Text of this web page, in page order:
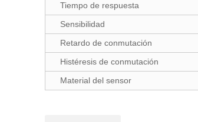
Tiempo de respuesta
Sensibilidad
Retardo de conmutación
Histéresis de conmutación
Material del sensor